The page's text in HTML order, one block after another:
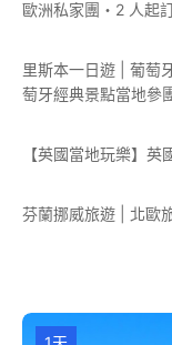
歐洲私家團・2 人起
里斯本一日遊 | 葡萄
萄牙經典景點當地參
【英國當地玩樂】
芬蘭挪威旅遊 | 北歐